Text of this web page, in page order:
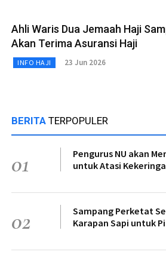
Ahli Waris Dua Jemaah Haji
Akan Terima Asuransi Haji
INFO HAJI 23 Jun 2026
BERITA TERPOPULER
01
Pengurus NU akan
untuk Atasi
02
Sampang Perketat
Karapan Sapi untuk